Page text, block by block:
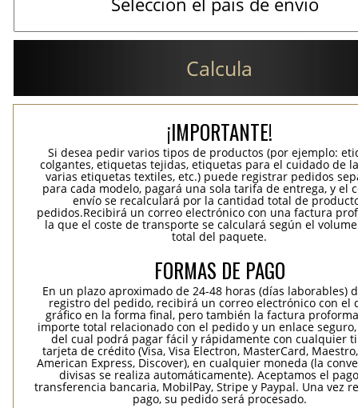
Calcula
¡IMPORTANTE!
Si desea pedir varios tipos de productos (por ejemplo:
colgantes, etiquetas tejidas, etiquetas para el cuidado de
varias etiquetas textiles, etc.) puede registrar pedidos
para cada modelo, pagará una sola tarifa de entrega, y el
envío se recalculará por la cantidad total de
pedidos.Recibirá un correo electrónico con una factura
la que el coste de transporte se calculará según el
total del paquete.
FORMAS DE PAGO
En un plazo aproximado de 24-48 horas (días laborables)
registro del pedido, recibirá un correo electrónico con el
gráfico en la forma final, pero también la factura
importe total relacionado con el pedido y un enlace
del cual podrá pagar fácil y rápidamente con cualquier
tarjeta de crédito (Visa, Visa Electron, MasterCard,
American Express, Discover), en cualquier moneda (la
divisas se realiza automáticamente). Aceptamos el
transferencia bancaria, MobilPay, Stripe y Paypal. Una vez
pago, su pedido será procesado.